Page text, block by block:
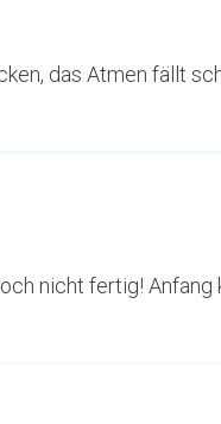
das Atmen fällt
nicht fertig!